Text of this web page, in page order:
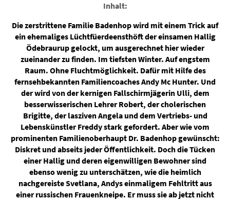
Inhalt:
Die zerstrittene Familie Badenhop wird mit einem Trick auf
ein ehemaliges Lüchtfüerdeensthöft der einsamen Hallig
Ödebraurup gelockt, um ausgerechnet hier wieder
zueinander zu finden. Im tiefsten Winter. Auf engstem
Raum. Ohne Fluchtmöglichkeit. Dafür mit Hilfe des
fernsehbekannten Familiencoaches Andy Mc Hunter. Und
der wird von der kernigen Fallschirmjägerin Ulli, dem
besserwisserischen Lehrer Robert, der cholerischen
Brigitte, der lasziven Angela und dem Vertriebs- und
Lebenskünstler Freddy stark gefordert. Aber wie vom
prominenten Familienoberhaupt Dr. Badenhop gewünscht:
Diskret und abseits jeder Öffentlichkeit. Doch die Tücken
einer Hallig und deren eigenwilligen Bewohner sind
ebenso wenig zu unterschätzen, wie die heimlich
nachgereiste Svetlana, Andys einmaligem Fehltritt aus
einer russischen Frauenkneipe. Er muss sie ab jetzt nicht